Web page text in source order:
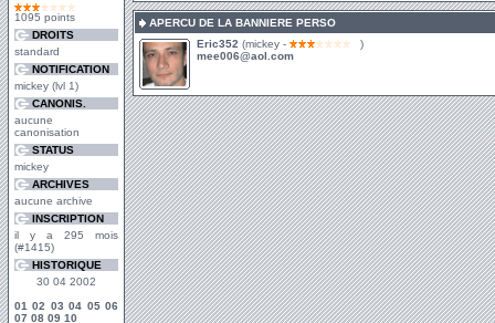
1095 points
DROITS
standard
NOTIFICATION
mickey (lvl 1)
CANONIS.
aucune
canonisation
STATUS
mickey
ARCHIVES
aucune archive
INSCRIPTION
il y a 295 mois
(#1415)
HISTORIQUE
30 04 2002
01 02 03 04 05 06
07 08 09 10
APERCU DE LA BANNIERE PERSO
Eric352 (mickey -
)
mee006@aol.com